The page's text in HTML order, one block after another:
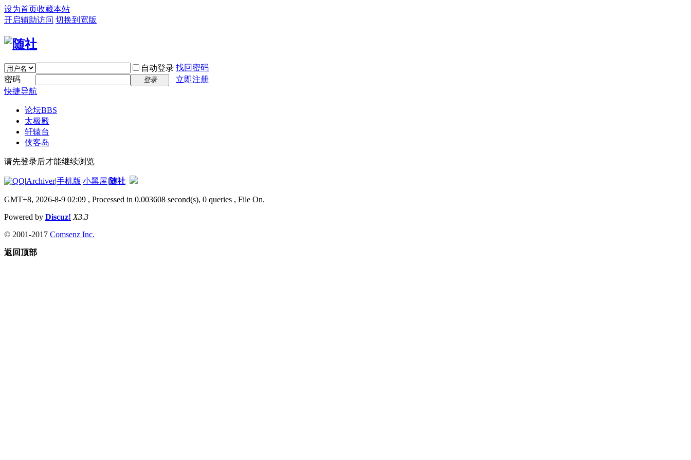
设为首页收藏本站
开启辅助访问 切换到宽版
自动登录 找回密码
密码
登录
立即注册
快捷导航
论坛BBS
太极殿
轩辕台
侠客岛
请先登录后才能继续浏览
|Archiver|手机版|小黑屋|随社
GMT+8, 2026-8-9 02:09 , Processed in 0.003608 second(s), 0 queries , File On.
Powered by Discuz! X3.3
© 2001-2017 Comsenz Inc.
返回顶部